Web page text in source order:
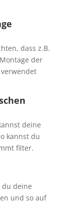
dass z.B.
der
deine
kannst du
filter.
du deine
und so auf